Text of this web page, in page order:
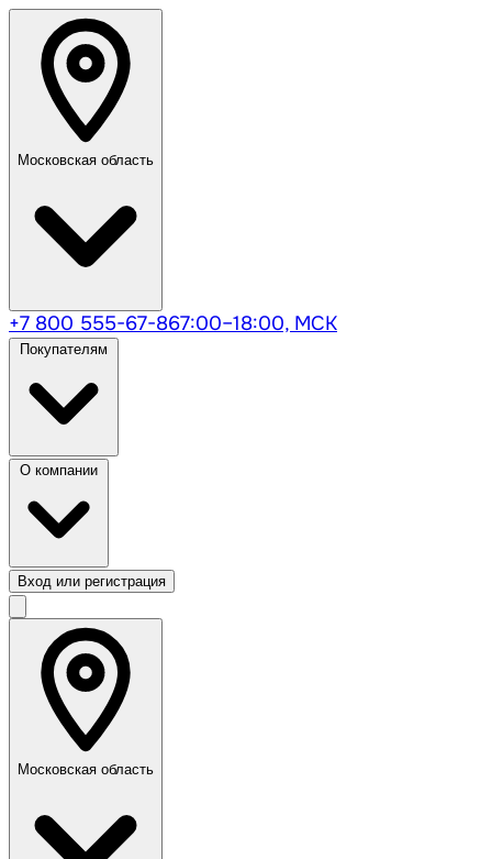
Московская область
+7 800 555-67-867:00–18:00, МСК
Вход или регистрация
Московская область